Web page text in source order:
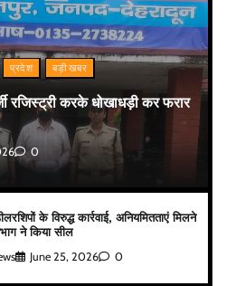
प्रदेश बड़ी खबर
रजिस्ट्री करके धोखाधड़ी कर फरार
0
के विरुद्ध कार्रवाई, अनियमितताएं मिलने
ने किया सील
June 25, 2026 0